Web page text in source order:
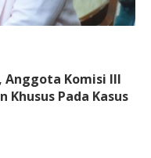
Anggota Komisi III
Khusus Pada Kasus